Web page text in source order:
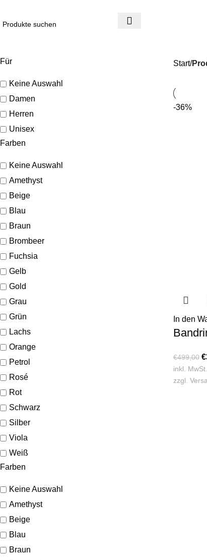
Für
Keine Auswahl
Damen
Herren
Unisex
Farben
Keine Auswahl
Amethyst
Beige
Blau
Braun
Brombeer
Fuchsia
Gelb
Gold
Grau
Grün
Lachs
Orange
Petrol
Rosé
Rot
Schwarz
Silber
Viola
Weiß
Farben
Keine Auswahl
Amethyst
Beige
Blau
Braun
Start
-36%
In den
€499,00 €
inkl.
zzgl.